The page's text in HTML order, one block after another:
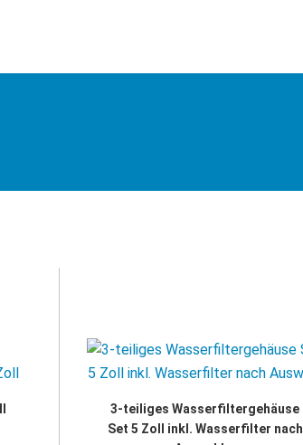
3-teiliges Wasserfiltergehäuse
Set 5 Zoll inkl. Wasserfilter nach